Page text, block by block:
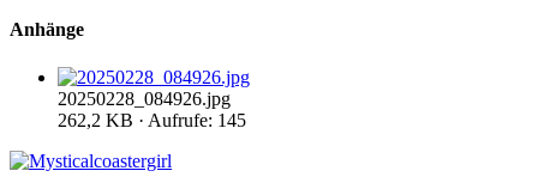
Anhänge
20250228_084926.jpg
262,2 KB · Aufrufe: 145